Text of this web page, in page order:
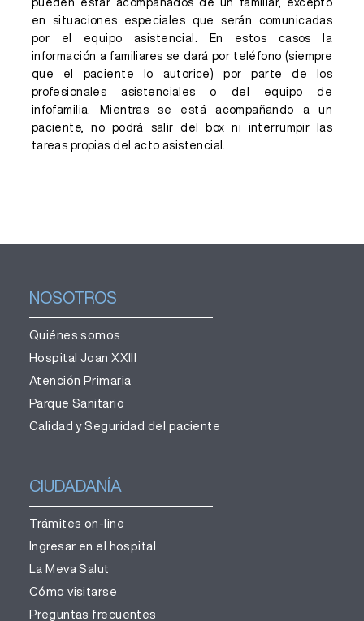
pueden estar acompañados de un familiar, excepto
en situaciones especiales que serán comunicadas
por el equipo asistencial. En estos casos la
información a familiares se dará por teléfono (siempre
que el paciente lo autorice) por parte de los
profesionales asistenciales o del equipo de
infofamilia. Mientras se está acompañando a un
paciente, no podrá salir del box ni interrumpir las
tareas propias del acto asistencial.
NOSOTROS
Quiénes somos
Hospital Joan XXIII
Atención Primaria
Parque Sanitario
Calidad y Seguridad del paciente
CIUDADANÍA
Trámites on-line
Ingresar en el hospital
La Meva Salut
Cómo visitarse
Preguntas frecuentes